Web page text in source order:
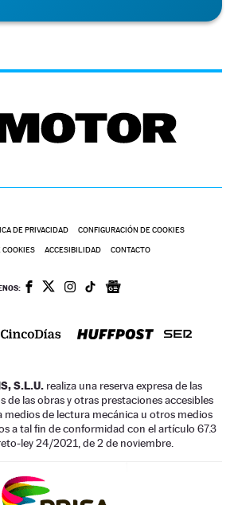
DE PRIVACIDAD CONFIGURACIÓN DE COOKIES
ACCESIBILIDAD CONTACTO
S.L.U. realiza una reserva expresa de las
de las obras y otras prestaciones accesibles
medios de lectura mecánica u otros medios
a tal fin de conformidad con el artículo 67.3
ley 24/2021, de 2 de noviembre.